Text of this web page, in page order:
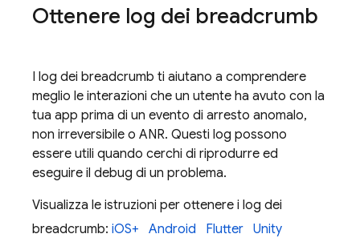
Ottenere log dei breadcrumb
I log dei breadcrumb ti aiutano a comprendere
meglio le interazioni che un utente ha avuto con la
tua app prima di un evento di arresto anomalo,
non irreversibile o ANR. Questi log possono
essere utili quando cerchi di riprodurre ed
eseguire il debug di un problema.
Visualizza le istruzioni per ottenere i log dei
breadcrumb: iOS+ Android Flutter Unity